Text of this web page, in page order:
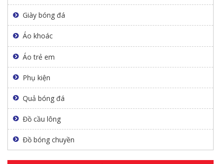
Giày bóng đá
Áo khoác
Áo trẻ em
Phụ kiện
Quả bóng đá
Đồ cầu lông
Đồ bóng chuyền